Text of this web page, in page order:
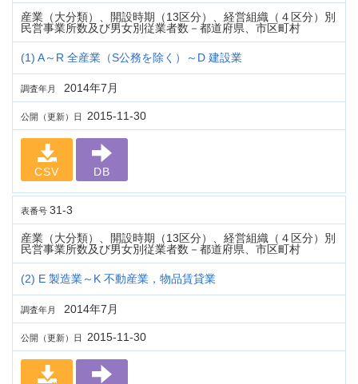
産業（大分類）、開設時期（13区分）、経営組織（４区分）別
民営事業所数及び男女別従業者数－都道府県、市区町村
(1) A～R 全産業（S公務を除く）～D 建設業
調査年月 2014年7月
公開（更新）日 2015-11-30
CSV DB
表番号 31-3
産業（大分類）、開設時期（13区分）、経営組織（４区分）別
民営事業所数及び男女別従業者数－都道府県、市区町村
(2) E 製造業～K 不動産業，物品賃貸業
調査年月 2014年7月
公開（更新）日 2015-11-30